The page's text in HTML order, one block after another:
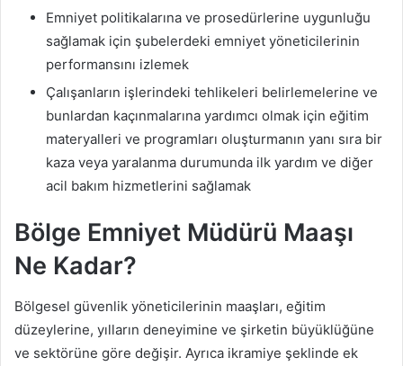
Emniyet politikalarına ve prosedürlerine uygunluğu
sağlamak için şubelerdeki emniyet yöneticilerinin
performansını izlemek
Çalışanların işlerindeki tehlikeleri belirlemelerine ve
bunlardan kaçınmalarına yardımcı olmak için eğitim
materyalleri ve programları oluşturmanın yanı sıra bir
kaza veya yaralanma durumunda ilk yardım ve diğer
acil bakım hizmetlerini sağlamak
Bölge Emniyet Müdürü Maaşı
Ne Kadar?
Bölgesel güvenlik yöneticilerinin maaşları, eğitim
düzeylerine, yılların deneyimine ve şirketin büyüklüğüne
ve sektörüne göre değişir. Ayrıca ikramiye şeklinde ek